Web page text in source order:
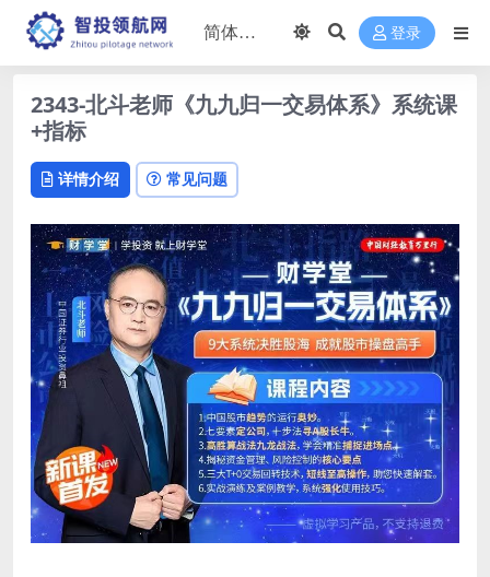
登录
2343-北斗老师《九九归一交易体系》系统课
+指标
详情介绍 常见问题